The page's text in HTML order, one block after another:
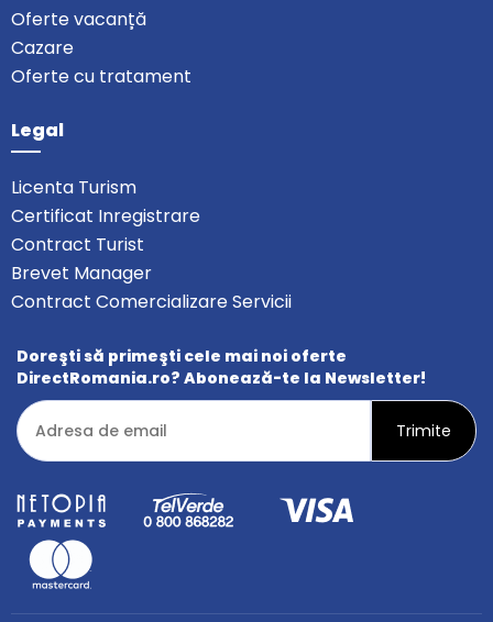
Oferte vacanță
Cazare
Oferte cu tratament
Legal
Licenta Turism
Certificat Inregistrare
Contract Turist
Brevet Manager
Contract Comercializare Servicii
Doreşti să primeşti cele mai noi oferte
DirectRomania.ro? Abonează-te la Newsletter!